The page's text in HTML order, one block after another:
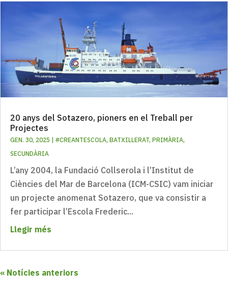
20 anys del Sotazero, pioners en el Treball per
Projectes
GEN. 30, 2025 #CREANTESCOLA, BATXILLERAT, PRIMÀRIA,
SECUNDÀRIA
L’any 2004, la Fundació Collserola i l’Institut de
Ciències del Mar de Barcelona (ICM-CSIC) vam iniciar
un projecte anomenat Sotazero, que va consistir a
fer participar l’Escola Frederic...
Llegir més